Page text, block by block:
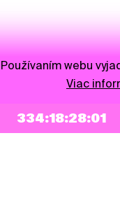
334:18:28:00
Používaním webu
Viac